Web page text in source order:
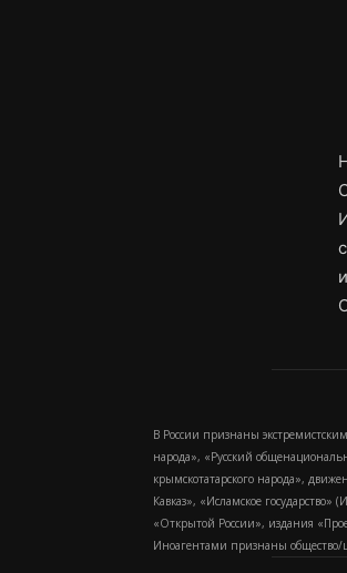
В России признаны
народа», «Русский
крымскотатарского народа»,
Кавказ», «Исламское
«Открытой России», издания
Иноагентами признаны общество/